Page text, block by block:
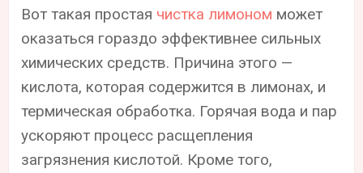
Вот такая простая чистка лимоном может
оказаться гораздо эффективнее сильных
химических средств. Причина этого —
кислота, которая содержится в лимонах, и
термическая обработка. Горячая вода и пар
ускоряют процесс расщепления
загрязнения кислотой. Кроме того,